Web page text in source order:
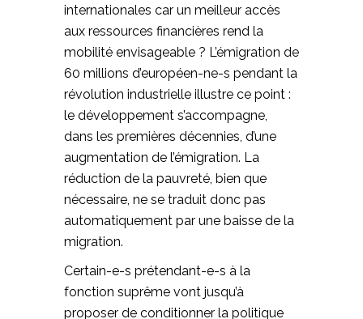
internationales car un meilleur accès
aux ressources financières rend la
mobilité envisageable ? L’émigration de
60 millions d’européen-ne-s pendant la
révolution industrielle illustre ce point :
le développement s’accompagne,
dans les premières décennies, d’une
augmentation de l’émigration. La
réduction de la pauvreté, bien que
nécessaire, ne se traduit donc pas
automatiquement par une baisse de la
migration.
Certain-e-s prétendant-e-s à la
fonction suprême vont jusqu’à
proposer de conditionner la politique